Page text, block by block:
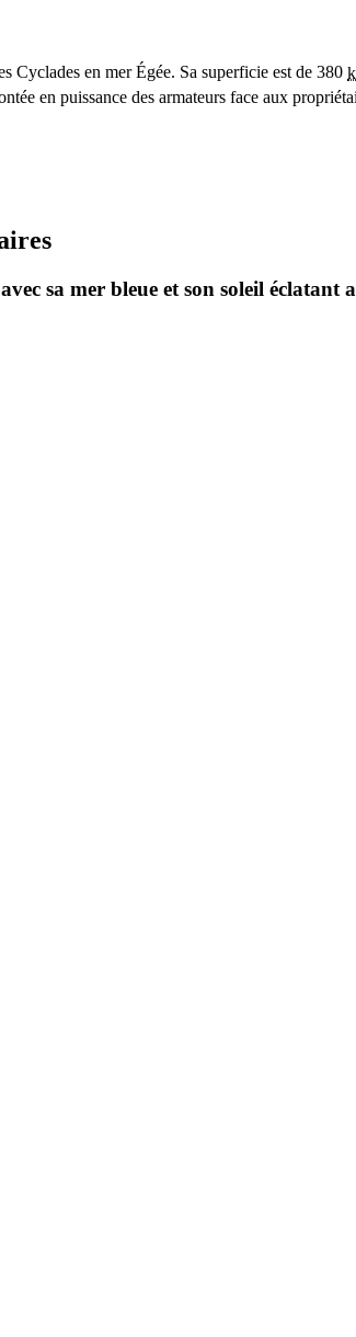
Cyclades en mer Égée. Sa superficie est de 380
en puissance des armateurs face aux
sa mer bleue et son soleil éclatant